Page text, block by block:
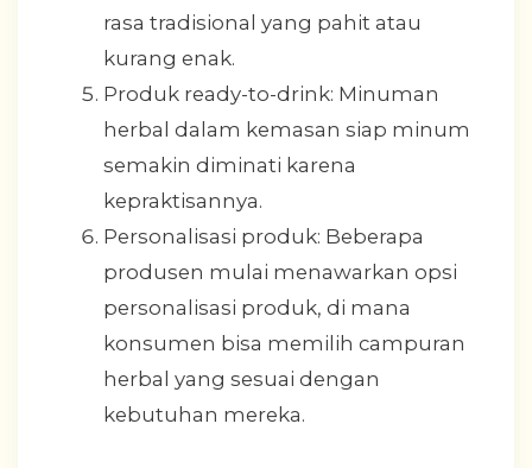
rasa tradisional yang pahit atau
kurang enak.
Produk ready-to-drink: Minuman
herbal dalam kemasan siap minum
semakin diminati karena
kepraktisannya.
Personalisasi produk: Beberapa
produsen mulai menawarkan opsi
personalisasi produk, di mana
konsumen bisa memilih campuran
herbal yang sesuai dengan
kebutuhan mereka.